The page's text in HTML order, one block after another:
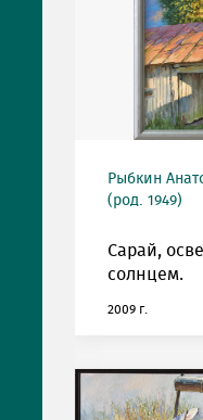
Рыбкин
(род. 1949)
Сарай,
солнцем.
2009 г.